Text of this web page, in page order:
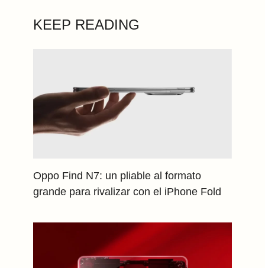
KEEP READING
Oppo Find N7: un pliable al formato
grande para rivalizar con el iPhone Fold